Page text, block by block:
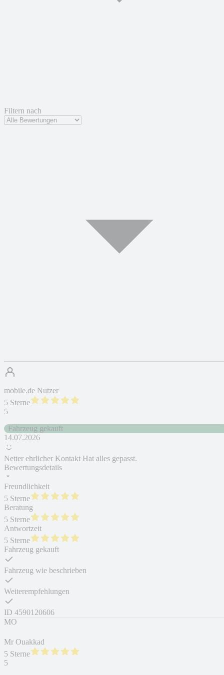
Filtern nach
mobile.de Nutzer
5 Sterne
5
Fahrzeug gekauft
14.07.2026
Netter ehrlicher Kontakt Hat alles gepasst.
Bewertungsdetails
Freundlichkeit
5 Sterne
Beratung
5 Sterne
Antwortzeit
5 Sterne
Fahrzeug gekauft
Fahrzeug wie beschrieben
Weiterempfehlungen
ID 4590120606
MO
Mr Ouakkad
5 Sterne
5